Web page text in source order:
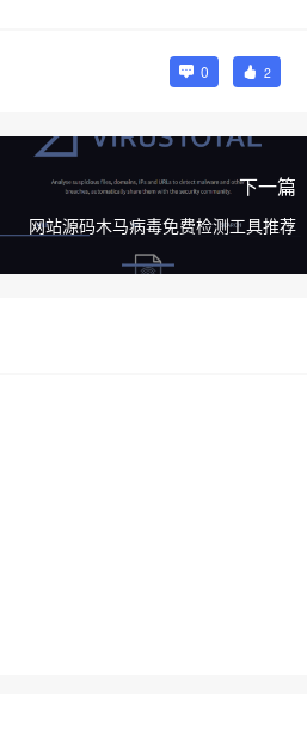
0 2
下一篇
网站源码木马病毒免费检测工具推荐